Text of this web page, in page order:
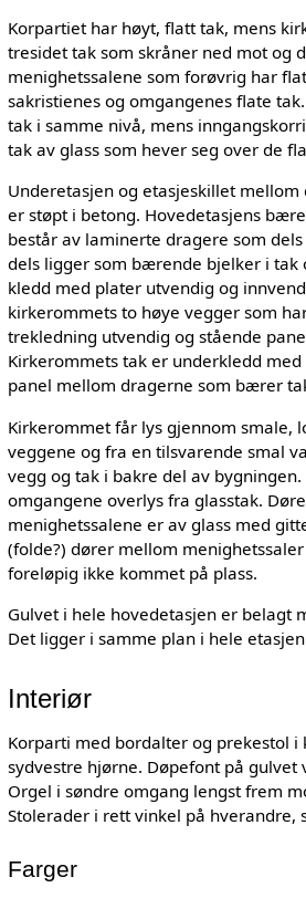
Korpartiet har høyt, flatt tak, mens
tresidet tak som skråner ned mot og
menighetssalene som forøvrig har
sakristienes og omgangenes flate
tak i samme nivå, mens
tak av glass som hever seg over de
Underetasjen og etasjeskillet mellom
er støpt i betong. Hovedetasjens
består av laminerte dragere som
dels ligger som bærende bjelker i tak
kledd med plater utvendig og
kirkerommets to høye vegger som
trekledning utvendig og stående
Kirkerommets tak er underkledd
panel mellom dragerne som bærer
Kirkerommet får lys gjennom smale,
veggene og fra en tilsvarende smal
vegg og tak i bakre del av
omgangene overlys fra glasstak.
menighetssalene er av glass med
(folde?) dører mellom
foreløpig ikke kommet på plass.
Gulvet i hele hovedetasjen er belagt
Det ligger i samme plan i hele
Interiør
Korparti med bordalter og prekestol i
sydvestre hjørne. Døpefont på gulvet
Orgel i søndre omgang lengst frem
Stolerader i rett vinkel på hverandre,
Farger